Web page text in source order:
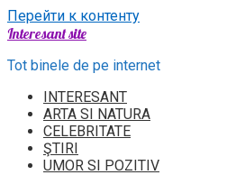
Перейти к контенту
Interesant site
Tot binele de pe internet
INTERESANT
ARTA SI NATURA
CELEBRITATE
ŞTIRI
UMOR SI POZITIV